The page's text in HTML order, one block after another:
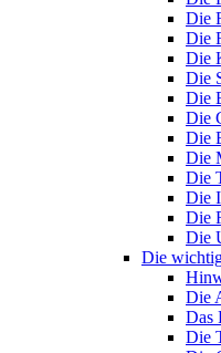
Die
Die
Die
Die
Die
Die
Die
Die
Die
Die
Die
Die
Die
Die
Das
Die